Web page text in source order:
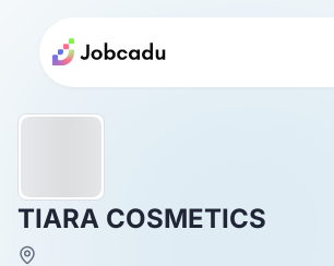
TIARA COSMETICS